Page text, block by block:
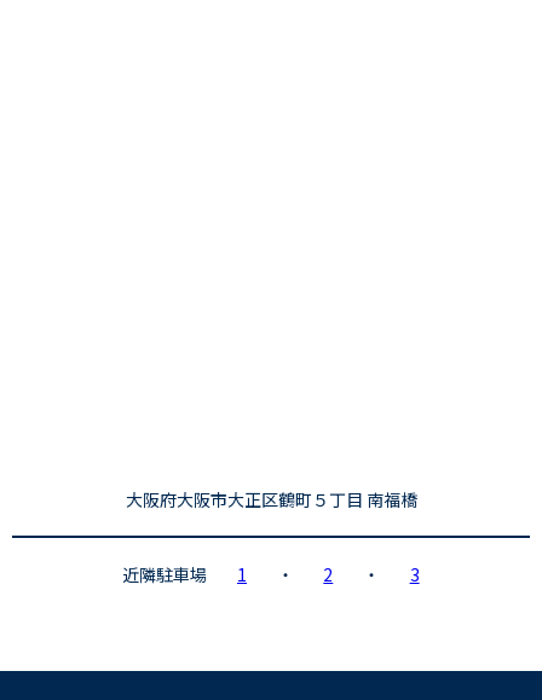
大阪府大阪市大正区鶴町５丁目 南福橋
近隣駐車場 1 ・ 2 ・ 3